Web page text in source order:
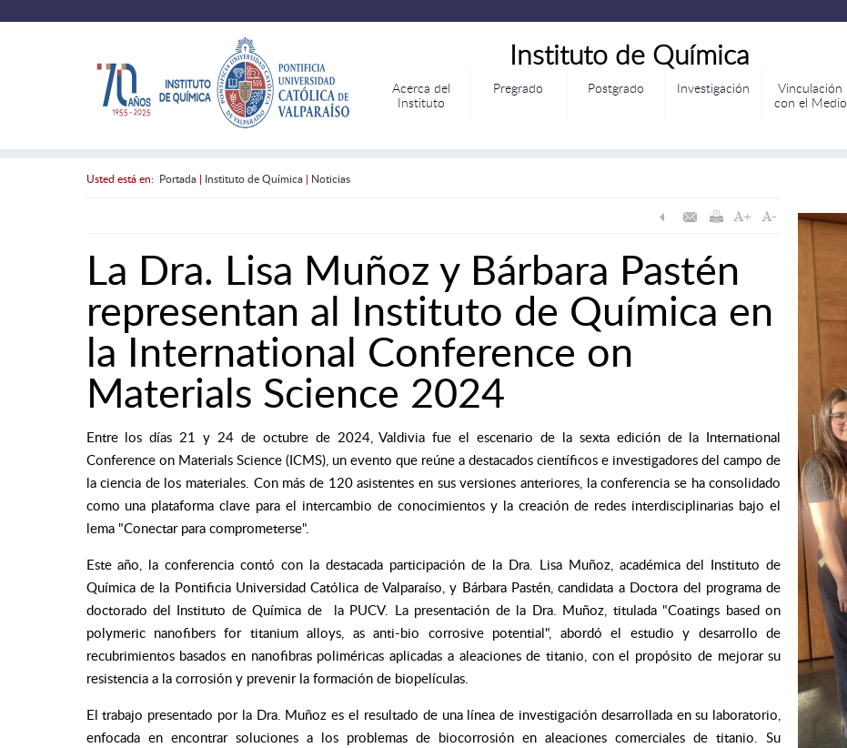
Instituto de Química
Acerca del
Instituto
Pregrado Postgrado Investigación
Vinculación
con el Medio
Usted está en: Portada| Instituto de Química| Noticias
La Dra. Lisa Muñoz y Bárbara Pastén
representan al Instituto de Química en
la International Conference on
Materials Science 2024
Entre los días 21 y 24 de octubre de 2024, Valdivia fue el escenario de la sexta edición de la International
Conference on Materials Science (ICMS), un evento que reúne a destacados científicos e investigadores del campo de
la ciencia de los materiales. Con más de 120 asistentes en sus versiones anteriores, la conferencia se ha consolidado
como una plataforma clave para el intercambio de conocimientos y la creación de redes interdisciplinarias bajo el
lema "Conectar para comprometerse".
Este año, la conferencia contó con la destacada participación de la Dra. Lisa Muñoz, académica del Instituto de
Química de la Pontificia Universidad Católica de Valparaíso, y Bárbara Pastén, candidata a Doctora del programa de
doctorado del Instituto de Química de la PUCV. La presentación de la Dra. Muñoz, titulada "Coatings based on
polymeric nanofibers for titanium alloys, as anti-bio corrosive potential", abordó el estudio y desarrollo de
recubrimientos basados en nanofibras poliméricas aplicadas a aleaciones de titanio, con el propósito de mejorar su
resistencia a la corrosión y prevenir la formación de biopelículas.
El trabajo presentado por la Dra. Muñoz es el resultado de una línea de investigación desarrollada en su laboratorio,
enfocada en encontrar soluciones a los problemas de biocorrosión en aleaciones comerciales de titanio. Su